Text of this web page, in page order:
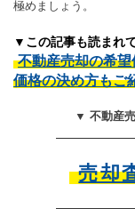
極めましょう。
▼この記事も読まれ
不動産売却の希
価格の決め方もご
▼ 不動産
売却